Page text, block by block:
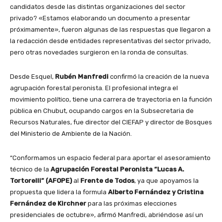
candidatos desde las distintas organizaciones del sector
privado? «Estamos elaborando un documento a presentar
próximamente», fueron algunas de las respuestas que llegaron a
la redacción desde entidades representativas del sector privado,
pero otras novedades surgieron en la ronda de consultas.
Desde Esquel, Rubén Manfredi confirmó la creación de la nueva
agrupación forestal peronista. El profesional integra el
movimiento político, tiene una carrera de trayectoria en la función
pública en Chubut, ocupando cargos en la Subsecretaria de
Recursos Naturales, fue director del CIEFAP y director de Bosques
del Ministerio de Ambiente de la Nación.
“Conformamos un espacio federal para aportar el asesoramiento
técnico de la Agrupación Forestal Peronista “Lucas A.
Tortorelli” (AFOPE)al Frente de Todos, ya que apoyamos la
propuesta que lidera la formula Alberto Fernández y Cristina
Fernández de Kirchner para las próximas elecciones
presidenciales de octubre», afirmó Manfredi, abriéndose así un